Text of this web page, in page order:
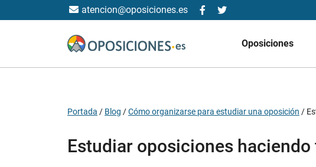
atencion@oposiciones.es
Oposiciones
Portada / Blog /Cómo organizarse para estudiar una oposición /
Estudiar oposiciones haciendo